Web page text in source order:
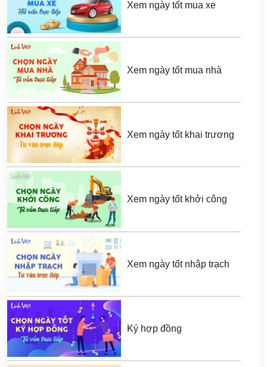
Xem ngày tốt mua xe
Xem ngày tốt mua nhà
Xem ngày tốt khai trương
Xem ngày tốt khởi công
Xem ngày tốt nhập trạch
Ký hợp đồng